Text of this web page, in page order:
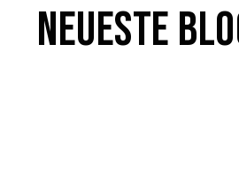
Neueste